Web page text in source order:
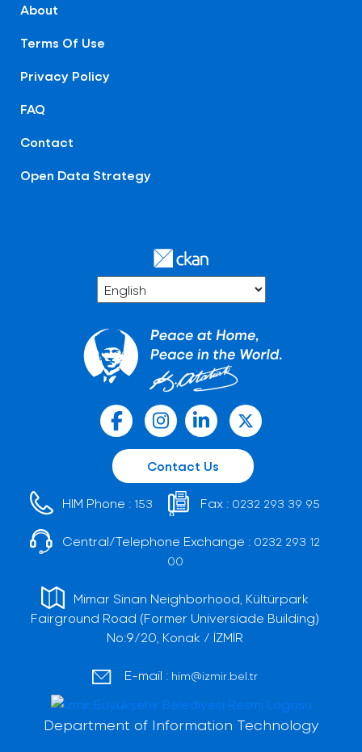
About
Terms Of Use
Privacy Policy
FAQ
Contact
Open Data Strategy
Contact Us
HIM Phone : 153 Fax : 0232 293 39 95
Central/Telephone Exchange : 0232 293 12
00
Mimar Sinan Neighborhood, Kültürpark
Fairground Road (Former Universiade Building)
No:9/20, Konak / İZMİR
E-mail : him@izmir.bel.tr
Department of Information Technology